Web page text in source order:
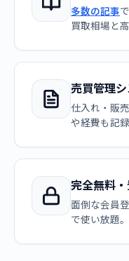
多数の記事
買取相場と
売買管理
仕入れ・販
や経費も記録
完全無料
面倒な会員
で使い放題。